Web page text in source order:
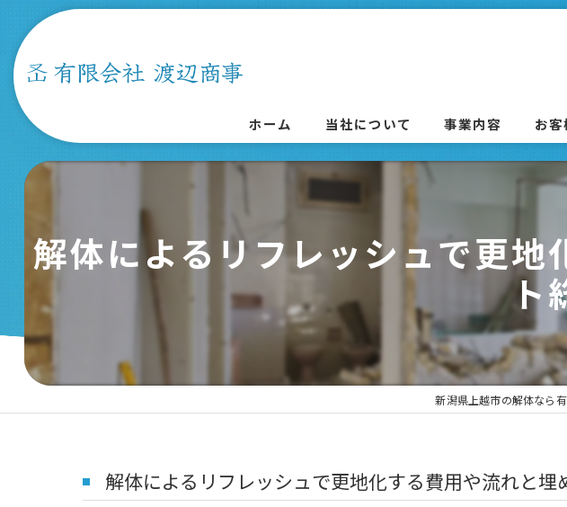
ホーム 当社について 事業内容 お客
解体によるリフレッシュで更
ト
新潟県上越市の解体なら
解体によるリフレッシュで更地化する費用や流れと埋